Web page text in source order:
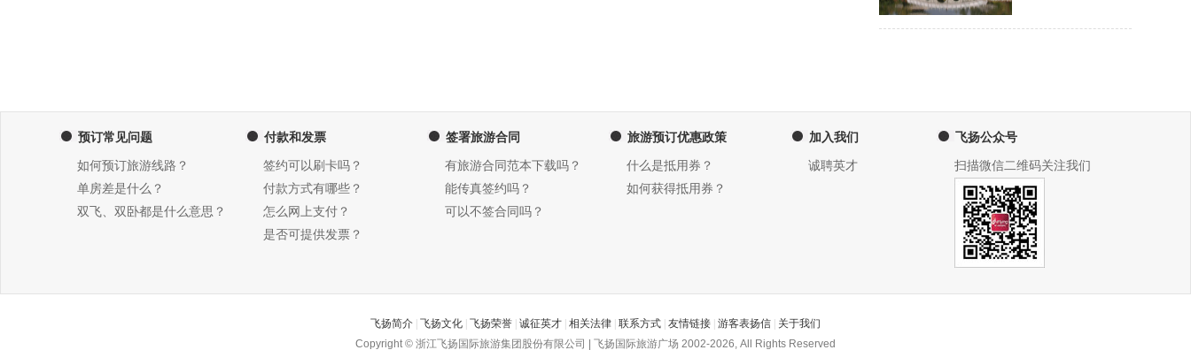
预订常见问题
如何预订旅游线路？
单房差是什么？
双飞、双卧都是什么意思？
付款和发票
签约可以刷卡吗？
付款方式有哪些？
怎么网上支付？
是否可提供发票？
签署旅游合同
有旅游合同范本下载吗？
能传真签约吗？
可以不签合同吗？
旅游预订优惠政策
什么是抵用券？
如何获得抵用券？
加入我们
诚聘英才
飞扬公众号
扫描微信二维码关注我们
飞扬简介 飞扬文化 飞扬荣誉 诚征英才 相关法律 联系方式 友情链接 游客表扬信
关于我们
Copyright © 浙江飞扬国际旅游集团股份有限公司 | 飞扬国际旅游广场 2002-2026, All Rights Reserved